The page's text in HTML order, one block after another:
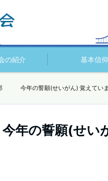
の紹介 基本信仰
今年の誓願(せいがん) 覚えていま
の誓願(せいが